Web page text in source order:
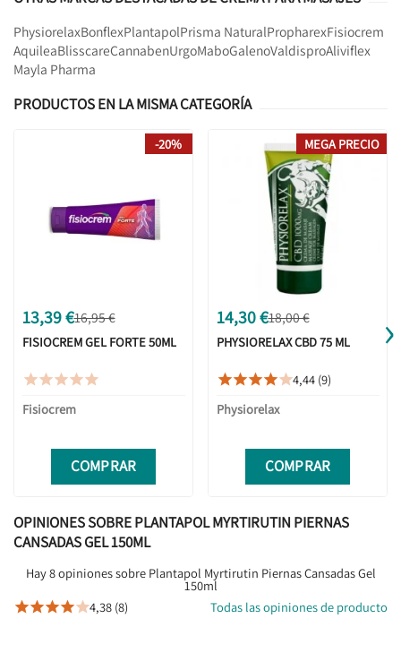
PhysiorelaxBonflexPlantapolPrisma NaturalPropharexFisiocrem
AquileaBlisscareCannabenUrgoMaboGalenoValdisproAliviflex
Mayla Pharma
PRODUCTOS EN LA MISMA CATEGORÍA
13,39 €16,95 €
FISIOCREM GEL FORTE 50ML

Fisiocrem
COMPRAR
-20%
14,30 €18,00 €
PHYSIORELAX CBD 75 ML
4,44 (9)
Physiorelax
COMPRAR
MEGA PRECIO
›
OPINIONES SOBRE PLANTAPOL MYRTIRUTIN PIERNAS
CANSADAS GEL 150ML
Hay 8 opiniones sobre Plantapol Myrtirutin Piernas Cansadas Gel
150ml
4,38 (8) Todas las opiniones de producto